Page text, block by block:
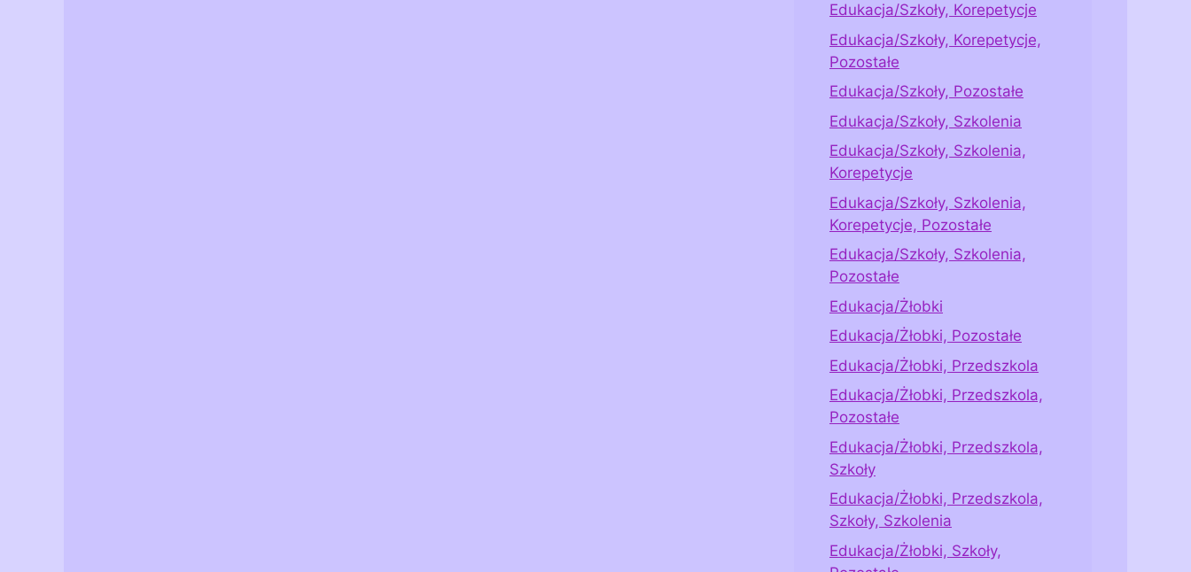
Edukacja/Szkoły, Korepetycje
Edukacja/Szkoły, Korepetycje,
Pozostałe
Edukacja/Szkoły, Pozostałe
Edukacja/Szkoły, Szkolenia
Edukacja/Szkoły, Szkolenia,
Korepetycje
Edukacja/Szkoły, Szkolenia,
Korepetycje, Pozostałe
Edukacja/Szkoły, Szkolenia,
Pozostałe
Edukacja/Żłobki
Edukacja/Żłobki, Pozostałe
Edukacja/Żłobki, Przedszkola
Edukacja/Żłobki, Przedszkola,
Pozostałe
Edukacja/Żłobki, Przedszkola,
Szkoły
Edukacja/Żłobki, Przedszkola,
Szkoły, Szkolenia
Edukacja/Żłobki, Szkoły,